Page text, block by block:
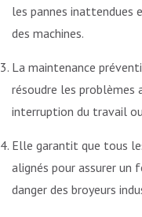
les pannes inattendues
des machines.
La maintenance
résoudre les problèmes
interruption du travail
Elle garantit que tous
alignés pour assurer
danger des broyeurs